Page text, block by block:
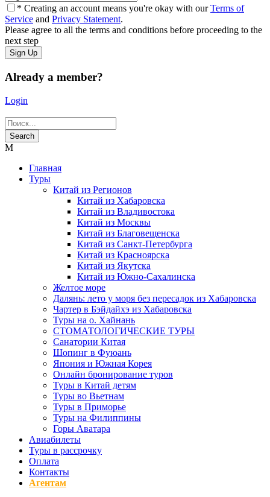
* Creating an account means you're okay with ourTerms of
Service and Privacy Statement.
Please agree to all the terms and conditions before proceeding to the
next step
Already a member?
Login
Главная
Туры
Китай из Регионов
Китай из Хабаровска
Китай из Владивостока
Китай из Москвы
Китай из Благовещенска
Китай из Санкт-Петербурга
Китай из Красноярска
Китай из Якутска
Китай из Южно-Сахалинска
Желтое море
Далянь: лето у моря без пересадок из Хабаровска
Чартер в Бэйдайхэ из Хабаровска
Туры на о. Хайнань
СТОМАТОЛОГИЧЕСКИЕ ТУРЫ
Санатории Китая
Шопинг в Фуюань
Япония и Южная Корея
Онлайн бронирование туров
Туры в Китай детям
Туры во Вьетнам
Туры в Приморье
Туры на Филиппины
Горы Аватара
Авиабилеты
Туры в рассрочку
Оплата
Контакты
Агентам